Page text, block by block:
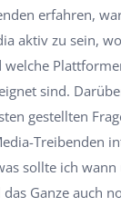
erfahren,
aktiv zu sein,
sind.
gestellten
Treibenden
sollte ich wann
das Ganze auch